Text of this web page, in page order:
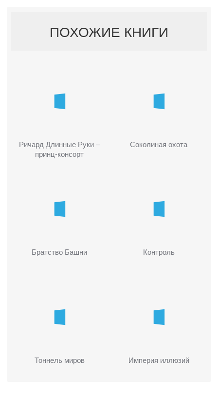
ПОХОЖИЕ КНИГИ
Ричард Длинные Руки –
принц-консорт
Соколиная охота
Братство Башни Контроль
Тоннель миров Империя иллюзий